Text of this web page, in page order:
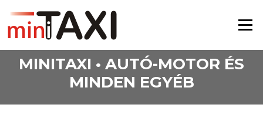
Menü
MINITAXI • AUTÓ-MOTOR ÉS
MINDEN EGYÉB